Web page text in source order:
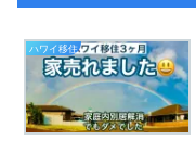
ハワイ移住